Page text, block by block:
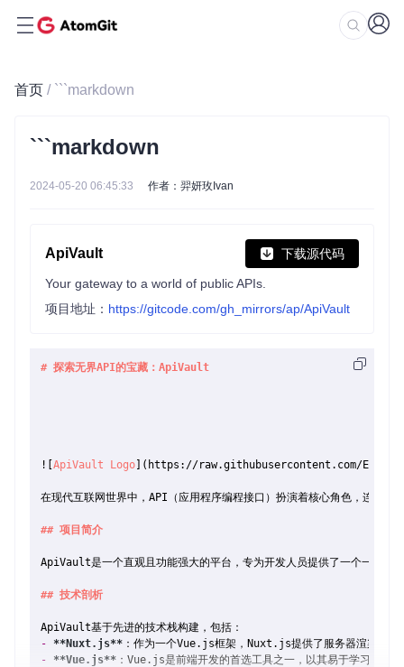
首页 / ```markdown
```markdown
2024-05-20 06:45:33 作者：羿妍玫Ivan
ApiVault 下载源代码
Your gateway to a world of public APIs.
项目地址： https://gitcode.com/gh_mirrors/ap/ApiVault
# 探索无界API的宝藏：ApiVault
![ ApiVault Logo ]( https://raw.githubusercontent.com/
在现代互联网世界中，API（应用程序编程接口）扮演着核心角色，连接
## 项目简介
ApiVault是一个直观且功能强大的平台，专为开发人员提供了一个一站式
## 技术剖析
- **Nuxt.js**
-
**Vue.js**